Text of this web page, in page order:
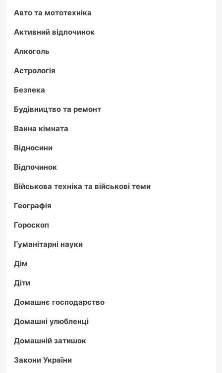
Авто та мототехніка
Активний відпочинок
Алкоголь
Астрологія
Безпека
Будівництво та ремонт
Ванна кімната
Відносини
Відпочинок
Військова техніка та військові теми
Географія
Гороскоп
Гуманітарні науки
Дім
Діти
Домашнє господарство
Домашні улюбленці
Домашній затишок
Закони України